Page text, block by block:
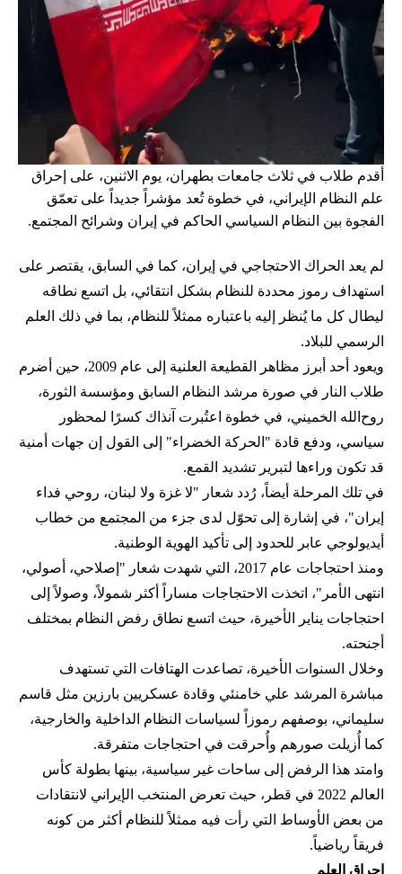
أقدم طلاب في ثلاث جامعات بطهران، يوم الاثنين، على إحراق
علم النظام الإيراني، في خطوة تُعد مؤشراً جديداً على تعمّق
الفجوة بين النظام السياسي الحاكم في إيران وشرائح المجتمع.
لم يعد الحراك الاحتجاجي في إيران، كما في السابق، يقتصر على
استهداف رموز محددة للنظام بشكل انتقائي، بل اتسع نطاقه
ليطال كل ما يُنظر إليه باعتباره ممثلاً للنظام، بما في ذلك العلم
الرسمي للبلاد.
ويعود أحد أبرز مظاهر القطيعة العلنية إلى عام 2009، حين أضرم
طلاب النار في صورة مرشد النظام السابق ومؤسسة الثورة،
روح‌الله الخميني، في خطوة اعتُبرت آنذاك كسرًا لمحظور
سياسي، ودفع قادة "الحركة الخضراء" إلى القول إن جهات أمنية
قد تكون وراءها لتبرير تشديد القمع.
في تلك المرحلة أيضاً، رُدد شعار "لا غزة ولا لبنان، روحي فداء
إيران"، في إشارة إلى تحوّل لدى جزء من المجتمع من خطاب
أيديولوجي عابر للحدود إلى تأكيد الهوية الوطنية.
ومنذ احتجاجات عام 2017، التي شهدت شعار "إصلاحي، أصولي،
انتهى الأمر"، اتخذت الاحتجاجات مساراً أكثر شمولاً، وصولاً إلى
احتجاجات يناير الأخيرة، حيث اتسع نطاق رفض النظام بمختلف
أجنحته.
وخلال السنوات الأخيرة، تصاعدت الهتافات التي تستهدف
مباشرة المرشد علي خامنئي وقادة عسكريين بارزين مثل قاسم
سليماني، بوصفهم رموزاً لسياسات النظام الداخلية والخارجية،
كما أُزيلت صورهم وأُحرقت في احتجاجات متفرقة.
وامتد هذا الرفض إلى ساحات غير سياسية، بينها بطولة كأس
العالم 2022 في قطر، حيث تعرض المنتخب الإيراني لانتقادات
من بعض الأوساط التي رأت فيه ممثلاً للنظام أكثر من كونه
فريقاً رياضياً.
إحراق العلم